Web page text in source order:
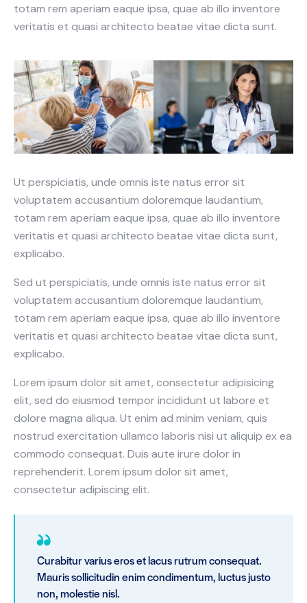
totam rem aperiam eaque ipsa, quae ab illo inventore
veritatis et quasi architecto beatae vitae dicta sunt.
Ut perspiciatis, unde omnis iste natus error sit
voluptatem accusantium doloremque laudantium,
totam rem aperiam eaque ipsa, quae ab illo inventore
veritatis et quasi architecto beatae vitae dicta sunt,
explicabo.
Sed ut perspiciatis, unde omnis iste natus error sit
voluptatem accusantium doloremque laudantium,
totam rem aperiam eaque ipsa, quae ab illo inventore
veritatis et quasi architecto beatae vitae dicta sunt,
explicabo.
Lorem ipsum dolor sit amet, consectetur adipisicing
elit, sed do eiusmod tempor incididunt ut labore et
dolore magna aliqua. Ut enim ad minim veniam, quis
nostrud exercitation ullamco laboris nisi ut aliquip ex ea
commodo consequat. Duis aute irure dolor in
reprehenderit. Lorem ipsum dolor sit amet,
consectetur adipiscing elit.
Curabitur varius eros et lacus rutrum consequat.
Mauris sollicitudin enim condimentum, luctus justo
non, molestie nisl.